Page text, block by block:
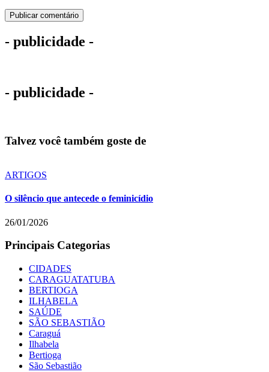
- publicidade -
- publicidade -
Talvez você também goste de
ARTIGOS
O silêncio que antecede o feminicídio
26/01/2026
Principais Categorias
CIDADES
CARAGUATATUBA
BERTIOGA
ILHABELA
SAÚDE
SÃO SEBASTIÃO
Caraguá
Ilhabela
Bertioga
São Sebastião